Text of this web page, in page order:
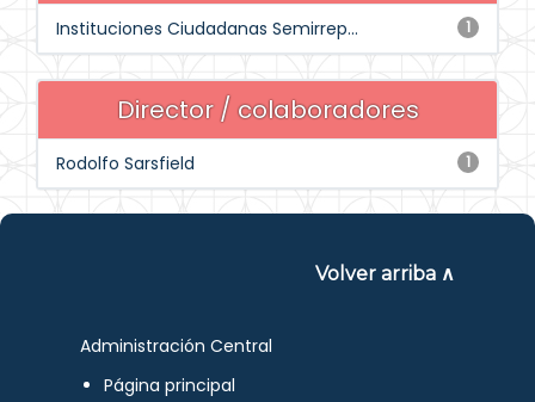
1
Instituciones Ciudadanas Semirrep...
Director / colaboradores
1
Rodolfo Sarsfield
Volver arriba ∧
Administración Central
Página principal